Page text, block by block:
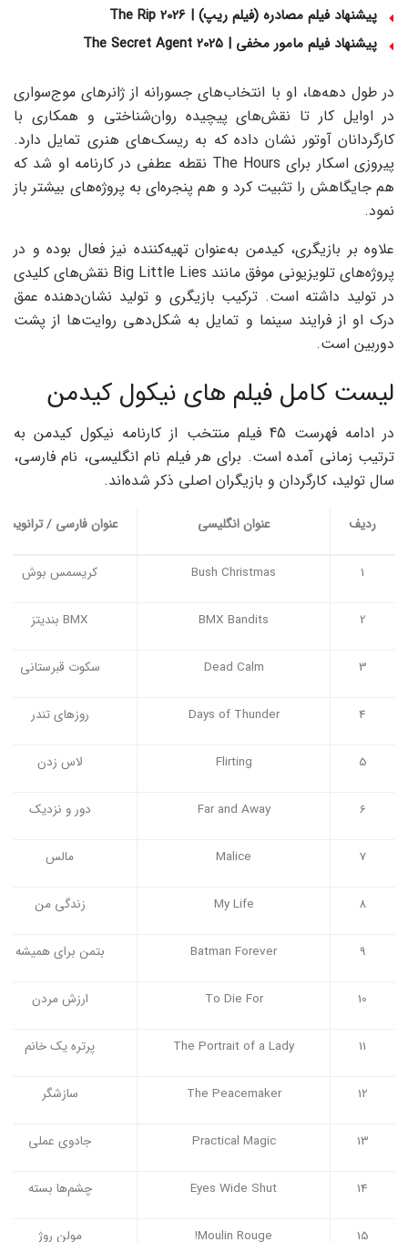
پیشنهاد فیلم مصادره (فیلم ریپ) | The Rip 2026
پیشنهاد فیلم مامور مخفی | The Secret Agent 2025
در طول دهه‌ها، او با انتخاب‌های جسورانه از ژانرهای موج‌سواری
در اوایل کار تا نقش‌های پیچیده روان‌شناختی و همکاری با
کارگردانان آوتور نشان داده که به ریسک‌های هنری تمایل دارد.
پیروزی اسکار برای The Hours نقطه عطفی در کارنامه او شد که
هم جایگاهش را تثبیت کرد و هم پنجره‌ای به پروژه‌های بیشتر باز
نمود.
علاوه بر بازیگری، کیدمن به‌عنوان تهیه‌کننده نیز فعال بوده و در
پروژه‌های تلویزیونی موفق مانند Big Little Lies نقش‌های کلیدی
در تولید داشته است. ترکیب بازیگری و تولید نشان‌دهنده عمق
درک او از فرایند سینما و تمایل به شکل‌دهی روایت‌ها از پشت
دوربین است.
لیست کامل فیلم های نیکول کیدمن
در ادامه فهرست 45 فیلم منتخب از کارنامه نیکول کیدمن به
ترتیب زمانی آمده است. برای هر فیلم نام انگلیسی، نام فارسی،
سال تولید، کارگردان و بازیگران اصلی ذکر شده‌اند.
ردیف عنوان انگلیسی عنوان فارسی / ترانویس
1
Bush Christmas کریسمس بوش
2
BMX Bandits BMX بندیتز
3
Dead Calm سکوت قبرستانی
4
Days of Thunder روزهای تندر
5
Flirting لاس زدن
6
Far and Away دور و نزدیک
7
Malice مالس
8
My Life زندگی من
9
Batman Forever بتمن برای همیشه
10
To Die For ارزش مردن
11
The Portrait of a Lady پرتره یک خانم
12
The Peacemaker سازشگر
13
Practical Magic جادوی عملی
14
Eyes Wide Shut چشم‌ها بسته
15
Moulin Rouge! مولن روژ